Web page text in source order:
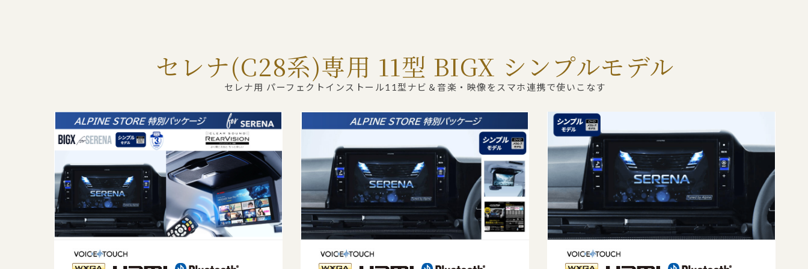
セレナ(C28系)専用 11型 BIGX シンプルモデル
セレナ用 パーフェクトインストール11型ナビ＆音楽・映像をスマホ連携で使いこなす